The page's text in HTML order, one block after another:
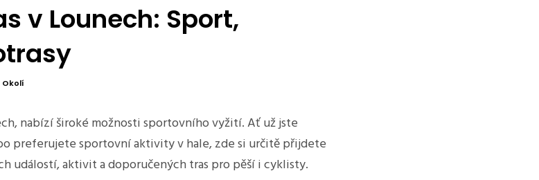
v Lounech: Sport,
Okolí
nabízí široké možnosti sportovního vyžití. Ať už jste
preferujete sportovní aktivity v hale, zde si určitě přijdete
událostí, aktivit a doporučených tras pro pěší i cyklisty.